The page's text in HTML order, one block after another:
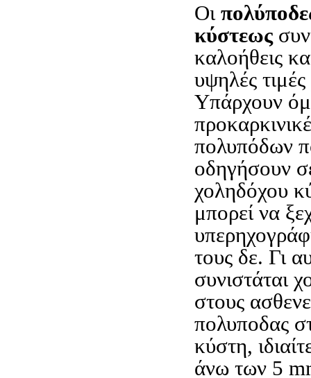
Οι
κύστεως
καλοήθεις
υψηλές
Υπάρχουν
πολυπόδων
οδηγήσουν
χοληδόχου
μπορεί να
τους δε. Γι
συνιστάται
στους
πολυποδας
κύστη,
άνω των 5